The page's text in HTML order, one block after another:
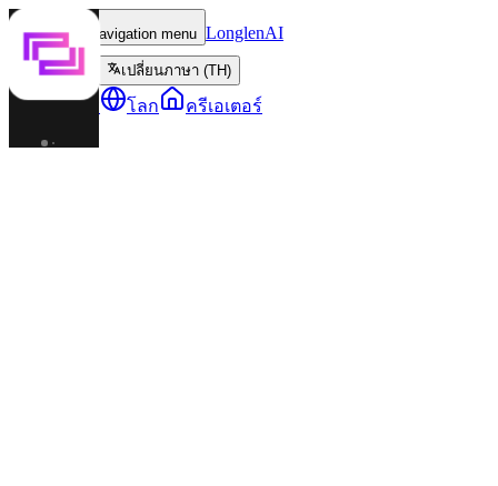
Toggle navigation menu LonglenAI
เปลี่ยนภาษา (TH)
ตัวละคร โลก ครีเอเตอร์